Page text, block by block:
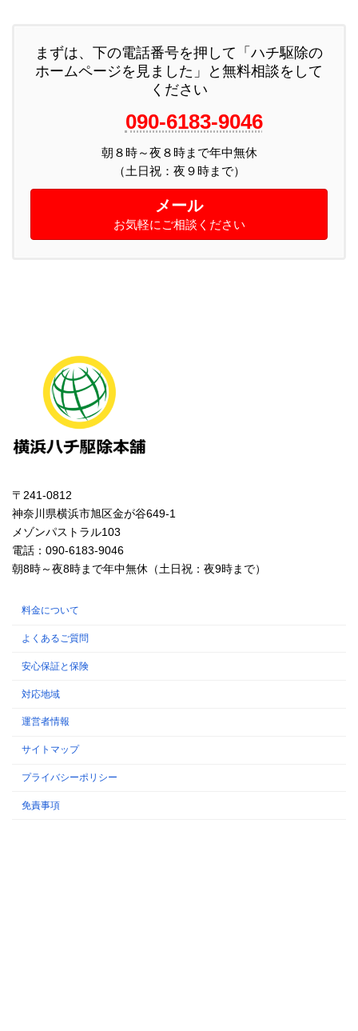
まずは、下の電話番号を押して「ハチ駆除の
ホームページを見ました」と無料相談をして
ください
090-6183-9046
朝８時～夜８時まで年中無休
メール
お気軽にご相談ください
〒241-0812
神奈川県横浜市旭区金が谷649-1
メゾンパストラル103
電話：090-6183-9046
朝8時～夜8時まで年中無休（土日祝：夜9時まで）
料金について
よくあるご質問
安心保証と保険
対応地域
運営者情報
サイトマップ
プライバシーポリシー
免責事項